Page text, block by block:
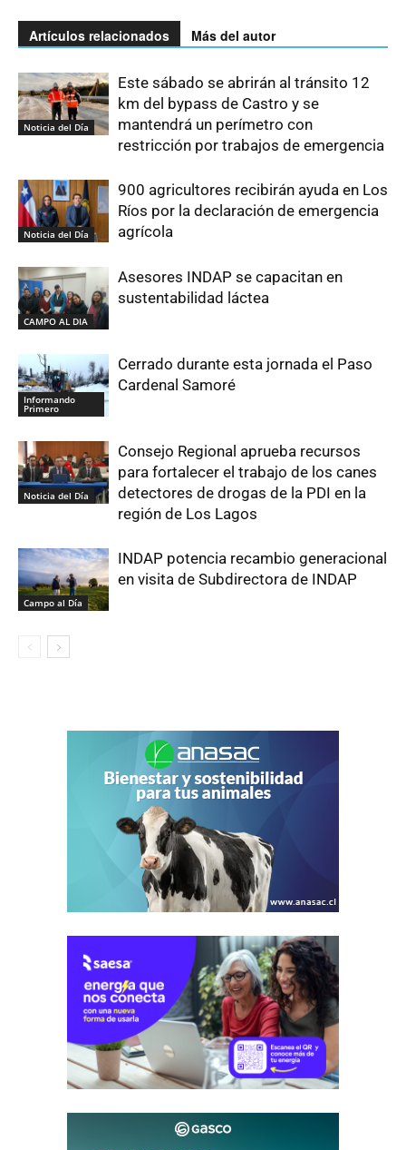
Artículos relacionados Más del autor
Noticia del Día
Este sábado se abrirán al tránsito 12
km del bypass de Castro y se
mantendrá un perímetro con
restricción por trabajos de emergencia
Noticia del Día
900 agricultores recibirán ayuda en Los
Ríos por la declaración de emergencia
agrícola
CAMPO AL DIA
Asesores INDAP se capacitan en
sustentabilidad láctea
Informando
Primero
Cerrado durante esta jornada el Paso
Cardenal Samoré
Noticia del Día
Consejo Regional aprueba recursos
para fortalecer el trabajo de los canes
detectores de drogas de la PDI en la
región de Los Lagos
Campo al Día
INDAP potencia recambio generacional
en visita de Subdirectora de INDAP